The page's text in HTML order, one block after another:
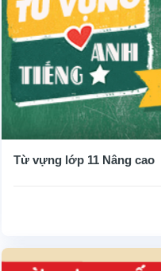
Từ vựng lớp 11 Nâng cao